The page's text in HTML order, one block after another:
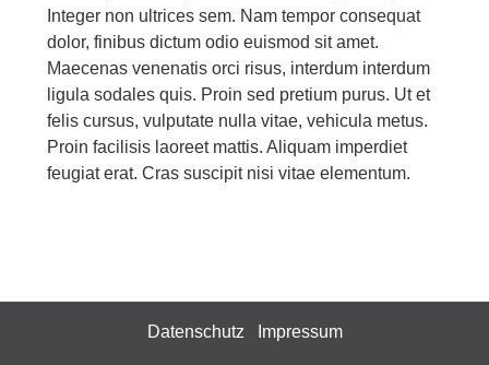
Integer non ultrices sem. Nam tempor consequat
dolor, finibus dictum odio euismod sit amet.
Maecenas venenatis orci risus, interdum interdum
ligula sodales quis. Proin sed pretium purus. Ut et
felis cursus, vulputate nulla vitae, vehicula metus.
Proin facilisis laoreet mattis. Aliquam imperdiet
feugiat erat. Cras suscipit nisi vitae elementum.
Datenschutz Impressum